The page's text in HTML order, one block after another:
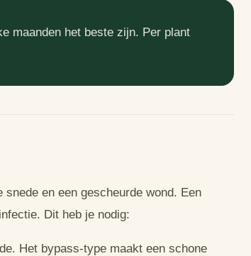
maanden het beste zijn. Per plant
en een gescheurde wond. Een
Dit heb je nodig:
Het bypass-type maakt een schone